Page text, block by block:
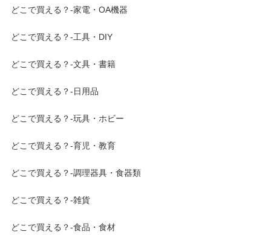
どこで買える？-家電・OA機器
どこで買える？-工具・DIY
どこで買える？-文具・書籍
どこで買える？-日用品
どこで買える？-玩具・ホビー
どこで買える？-育児・教育
どこで買える？-調理器具・食器類
どこで買える？-雑貨
どこで買える？-食品・食材